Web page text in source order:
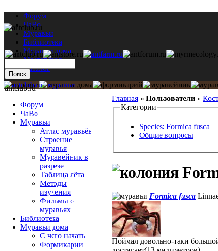
Форум
ЧаВо
Муравьи
Библиотека
Муравьи дома
Мастерская
Каталог
Главная » Пользователи »
Категории
Species: Formica fusca
Общие вопросы
Formica fusca
Поймал довольно-таки
antclub.ru
Форум
ЧаВо
Муравьи
Атлас муравьёв
Строение
муравья
Муравейник в
разрезе
Таблица лёта
Методы
изучения
Фильмы о
муравьях
Библиотека
Муравьи дома
С чего начать
Формикарии